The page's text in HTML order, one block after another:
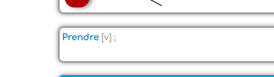
Prendre [v] ;